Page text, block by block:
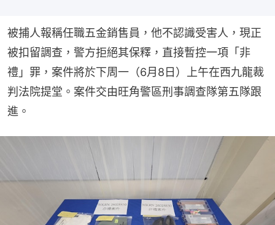
被捕人報稱任職五金銷售員，他不認識受害人，現正
被扣留調查，警方拒絕其保釋，直接暫控一項「非
禮」罪，案件將於下周一（6月8日）上午在西九龍裁
判法院提堂。案件交由旺角警區刑事調查隊第五隊跟
進。